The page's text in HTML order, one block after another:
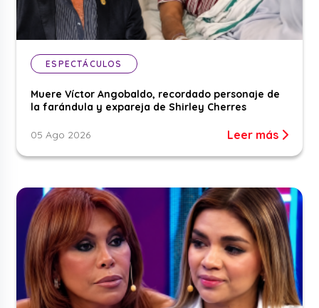
ESPECTÁCULOS
Muere Víctor Angobaldo, recordado personaje de
la farándula y expareja de Shirley Cherres
05 Ago 2026 Leer más